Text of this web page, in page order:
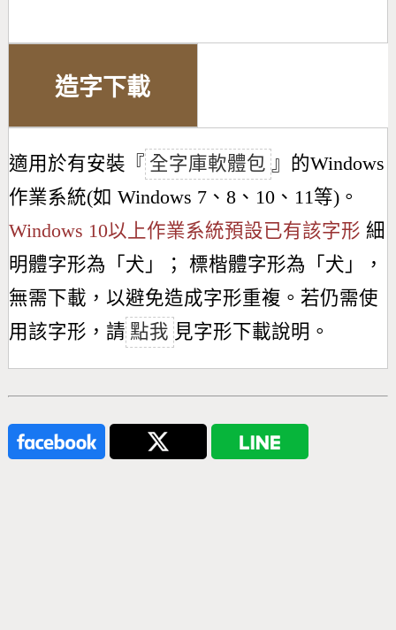
造字下載
適用於有安裝『 全字庫軟體包 』的Windows
作業系統(如 Windows 7、8、10、11等)。
Windows 10以上作業系統預設已有該字形 細
明體字形為「 犬 」； 標楷體字形為「 犬 」，
無需下載，以避免造成字形重複。若仍需使
用該字形，請 點我 見字形下載說明。